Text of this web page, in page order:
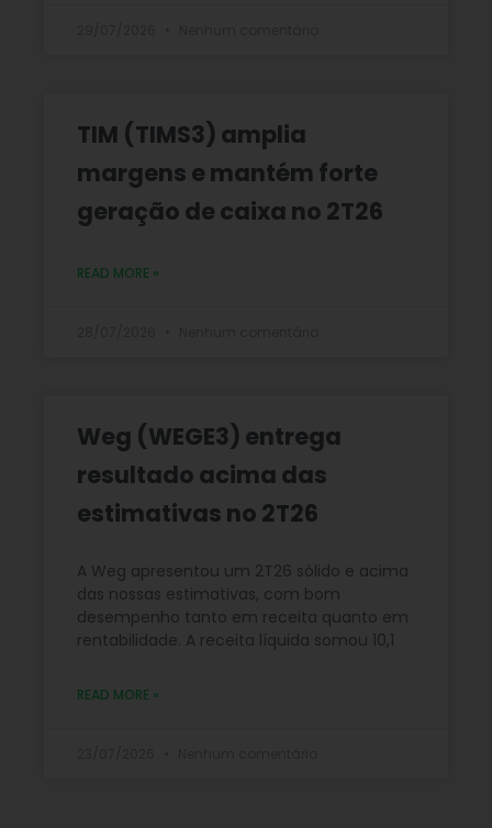
TIM (TIMS3) amplia
margens e mantém forte
geração de caixa no 2T26
READ MORE »
Weg (WEGE3) entrega
resultado acima das
estimativas no 2T26
A Weg apresentou um 2T26 sólido e acima
das nossas estimativas, com bom
desempenho tanto em receita quanto em
rentabilidade. A receita líquida somou 10,1
READ MORE »